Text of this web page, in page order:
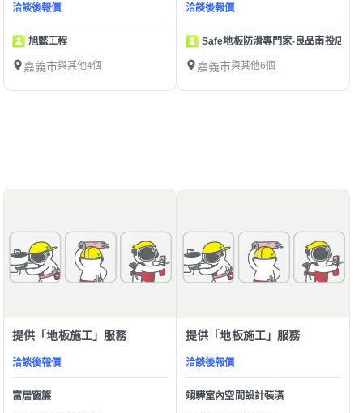
洽談後報價
旭懿工程
嘉義市與其他4個
洽談後報價
Safe地板防滑專門家-良品南投店
嘉義市與其他6個
提供「地板施工」服務
洽談後報價
富居窗簾
提供「地板施工」服務
洽談後報價
翊驊室內空間設計裝潢